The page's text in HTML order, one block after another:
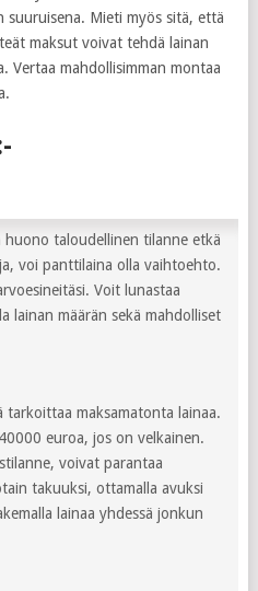
suuruisena. Mieti myös sitä, että
maksut voivat tehdä lainan
Vertaa mahdollisimman montaa
huono taloudellinen tilanne etkä
voi panttilaina olla vaihtoehto.
Voit lunastaa
lainan määrän sekä mahdolliset
tarkoittaa maksamatonta lainaa.
euroa, jos on velkainen.
voivat parantaa
takuuksi, ottamalla avuksi
lainaa yhdessä jonkun